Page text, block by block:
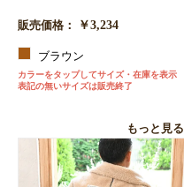
販売価格： ￥3,234
ブラウン
カラーをタップしてサイズ・在庫を表示
表記の無いサイズは販売終了
もっと見る